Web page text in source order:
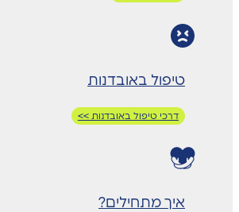
טיפול באובדנות
דרכי טיפול באובדנות >>
איך מתחילים?